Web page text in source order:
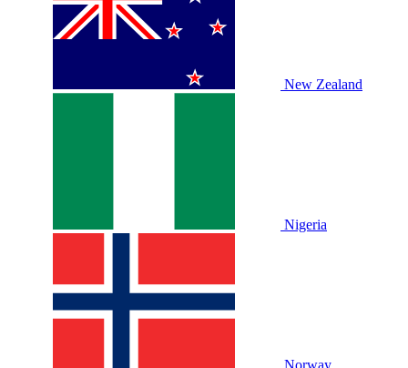
New Zealand
Nigeria
Norway